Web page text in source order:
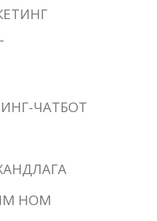
ЧАТБОТ
НОМ